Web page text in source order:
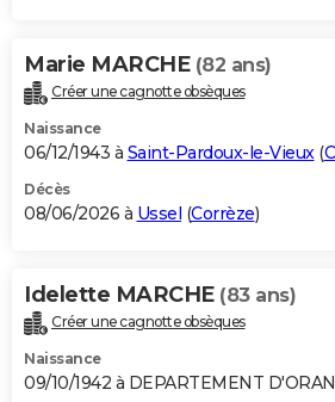
Marie MARCHE (82 ans)
Créer une cagnotte obsèques
Naissance
06/12/1943 à Saint-Pardoux-le-Vieux(
Décès
08/06/2026 à Ussel (Corrèze)
Idelette MARCHE (83 ans)
Créer une cagnotte obsèques
Naissance
09/10/1942 à DEPARTEMENT D'ORAN